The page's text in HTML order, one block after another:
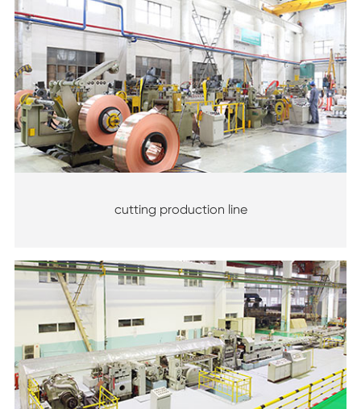
cutting production line